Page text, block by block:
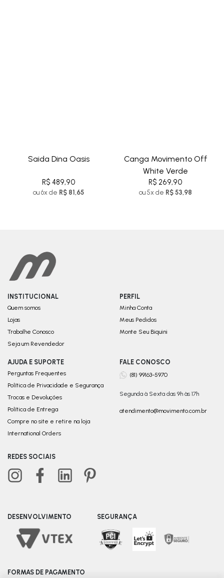
Saida Dina Oasis
R$ 489,90
ou 6x de R$ 81,65
Canga Movimento Off
White Verde
R$ 269,90
ou 5x de R$ 53,98
INSTITUCIONAL
Quem somos
Lojas
Trabalhe Conosco
Seja um Revendedor
PERFIL
Minha Conta
Meus Pedidos
Monte Seu Biquini
AJUDA E SUPORTE
Perguntas Frequentes
Política de Privacidade e Segurança
Trocas e Devoluções
Política de Entrega
Compre no site e retire na loja
International Orders
FALE CONOSCO
(81) 99163-5970
Segunda à Sexta das 9h às 17h
atendimento@movimento.com.br
REDES SOCIAIS
DESENVOLVIMENTO SEGURANÇA
FORMAS DE PAGAMENTO